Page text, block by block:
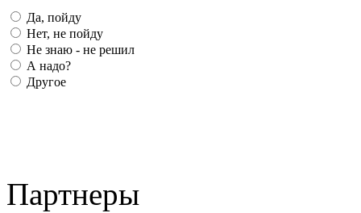
Да, пойду
Нет, не пойду
Не знаю - не решил
А надо?
Другое
Партнеры